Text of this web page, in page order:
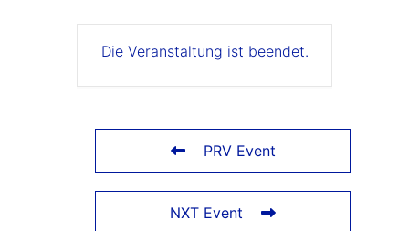
Die Veranstaltung ist beendet.
PRV Event
NXT Event